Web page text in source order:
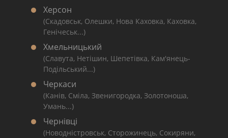
Херсон
(Скадовськ, Олешки, Нова Каховка, Каховка,
Генічеськ...)
Хмельницький
(Славута, Нетішин, Шепетівка, Кам'янець-
Подільський...)
Черкаси
(Канів, Сміла, Звенигородка, Золотоноша,
Умань...)
Чернівці
(Новодністровськ, Сторожинець, Сокиряни,